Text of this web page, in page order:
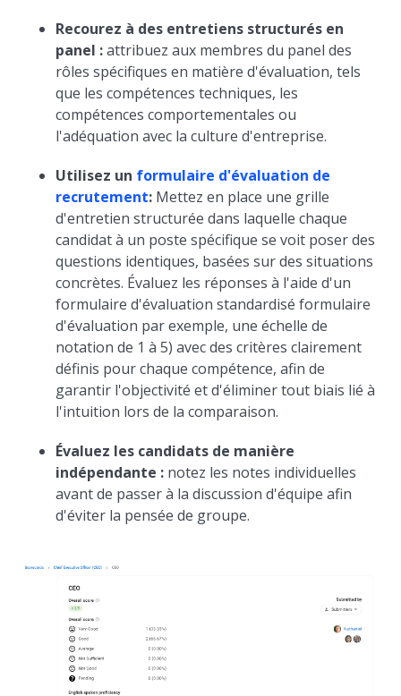
Recourez à des entretiens structurés en
panel :attribuez aux membres du panel des
rôles spécifiques en matière d'évaluation, tels
que les compétences techniques, les
compétences comportementales ou
l'adéquation avec la culture d'entreprise.
Utilisez un formulaire d'évaluation de
recrutement: Mettez en place une grille
d'entretien structurée dans laquelle chaque
candidat à un poste spécifique se voit poser des
questions identiques, basées sur des situations
concrètes. Évaluez les réponses à l'aide d'un
formulaire d'évaluation standardisé formulaire
d'évaluation par exemple, une échelle de
notation de 1 à 5) avec des critères clairement
définis pour chaque compétence, afin de
garantir l'objectivité et d'éliminer tout biais lié à
l'intuition lors de la comparaison.
Évaluez les candidats de manière
indépendante : notez les notes individuelles
avant de passer à la discussion d'équipe afin
d'éviter la pensée de groupe.